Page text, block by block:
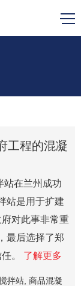
工程的混凝
站在兰州成功
站是用于扩建
对此事非常重
最后选择了郑
。 了解更多
拌站 商品混凝